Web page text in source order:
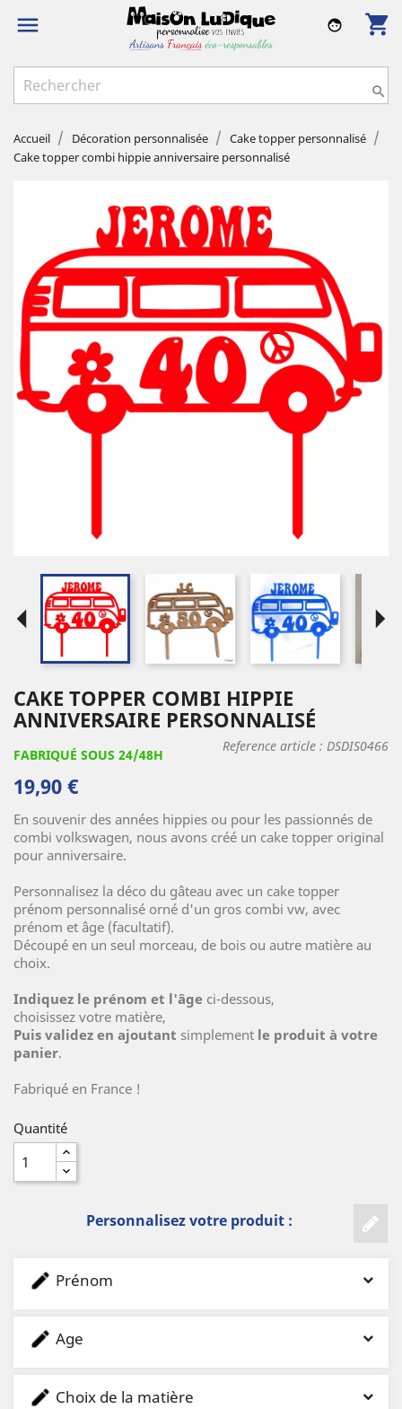
 shopping_cart
face

Accueil Décoration personnalisée
Cake topper personnalisé
Cake topper combi hippie anniversaire personnalisé
arrow_left arrow_right
CAKE TOPPER COMBI HIPPIE
ANNIVERSAIRE PERSONNALISÉ
FABRIQUÉ SOUS 24/48H
Reference article : DSDIS0466
19,90 €
En souvenir des années hippies ou pour les passionnés de
combi volkswagen, nous avons créé un cake topper original
pour anniversaire.
Personnalisez la déco du gâteau avec un cake topper
prénom personnalisé orné d'un gros combi vw, avec
prénom et âge (facultatif).
Découpé en un seul morceau, de bois ou autre matière au
choix.
Indiquez le prénom et l'âge ci-dessous,
choisissez votre matière,
Puis validez en ajoutant simplement le produit à votre
panier.
Fabriqué en France !
Quantité
Personnalisez votre produit :
Prénom
Age
Choix de la matière